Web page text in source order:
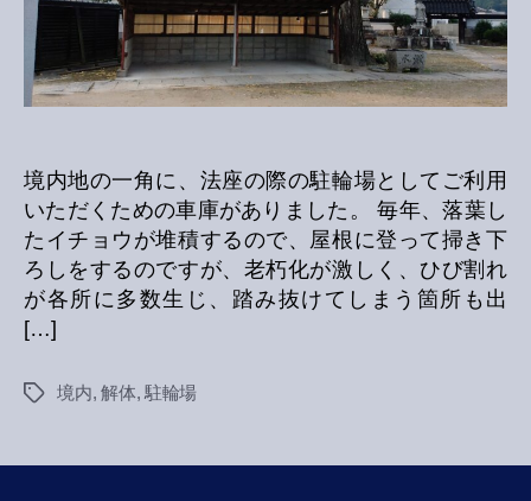
境内地の一角に、法座の際の駐輪場としてご利用
いただくための車庫がありました。 毎年、落葉し
たイチョウが堆積するので、屋根に登って掃き下
ろしをするのですが、老朽化が激しく、ひび割れ
が各所に多数生じ、踏み抜けてしまう箇所も出
[…]
Tags境内, 解体, 駐輪場